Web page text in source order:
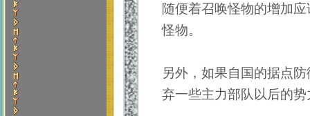
随便着召唤怪物的增加
怪物。
另外，如果自国的据点
弃一些主力部队以后的